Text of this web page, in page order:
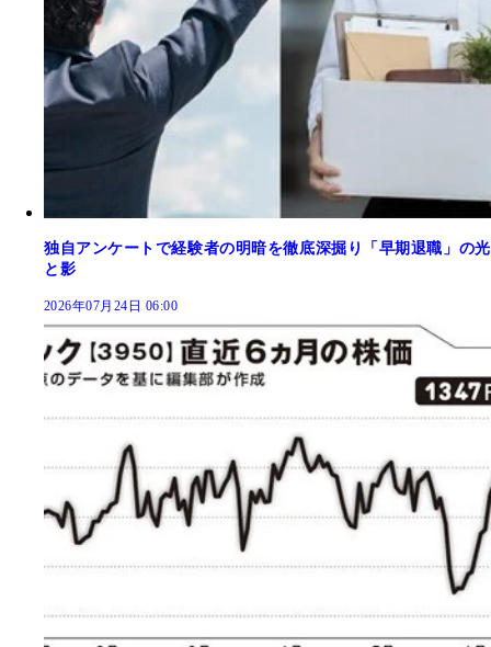
独自アンケートで経験者の明暗を徹底深掘り「早期退職」の光
と影
2026年07月24日 06:00